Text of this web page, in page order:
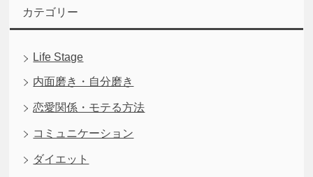
カテゴリー
Life Stage
内面磨き・自分磨き
恋愛関係・モテる方法
コミュニケーション
ダイエット